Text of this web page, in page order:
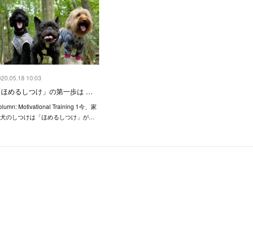
10:03
ほめるしつけ」の第一歩は …
Motivational Training 1今、家
のしつけは「ほめるしつけ」が…